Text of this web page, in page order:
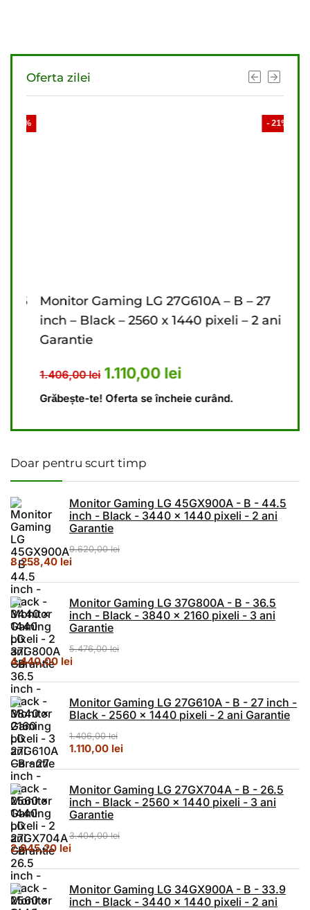
Oferta zilei
lei.
este: 4.440,00 lei.
- 21%
Monitor Gaming LG 27G610A – B – 27
inch – Black – 2560 x 1440 pixeli – 2 ani
Garantie
1.406,00lei Prețul inițial a fost: 1.406,00
1.110,00leiPrețul curent este:
Grăbește-te! Oferta se încheie curând.
Doar pentru scurt timp
Monitor Gaming LG 45GX900A - B - 44.5
inch - Black - 3440 x 1440 pixeli - 2 ani
Garantie
9.620,00lei
Prețul inițial a fost: 9.620,00 lei.
8.258,40 leiPrețul curent este: 8.258,40 lei.
Monitor Gaming LG 37G800A - B - 36.5
inch - Black - 3840 x 2160 pixeli - 3 ani
Garantie
5.476,00lei
Prețul inițial a fost: 5.476,00 lei.
4.440,00 leiPrețul curent este: 4.440,00 lei.
Monitor Gaming LG 27G610A - B - 27 inch -
Black - 2560 x 1440 pixeli - 2 ani Garantie
1.406,00lei
Prețul inițial a fost: 1.406,00 lei.
1.110,00 leiPrețul curent este: 1.110,00 lei.
Monitor Gaming LG 27GX704A - B - 26.5
inch - Black - 2560 x 1440 pixeli - 3 ani
Garantie
3.404,00lei
Prețul inițial a fost: 3.404,00 lei.
2.945,20 leiPrețul curent este: 2.945,20 lei.
Monitor Gaming LG 34GX900A - B - 33.9
inch - Black - 3440 x 1440 pixeli - 2 ani